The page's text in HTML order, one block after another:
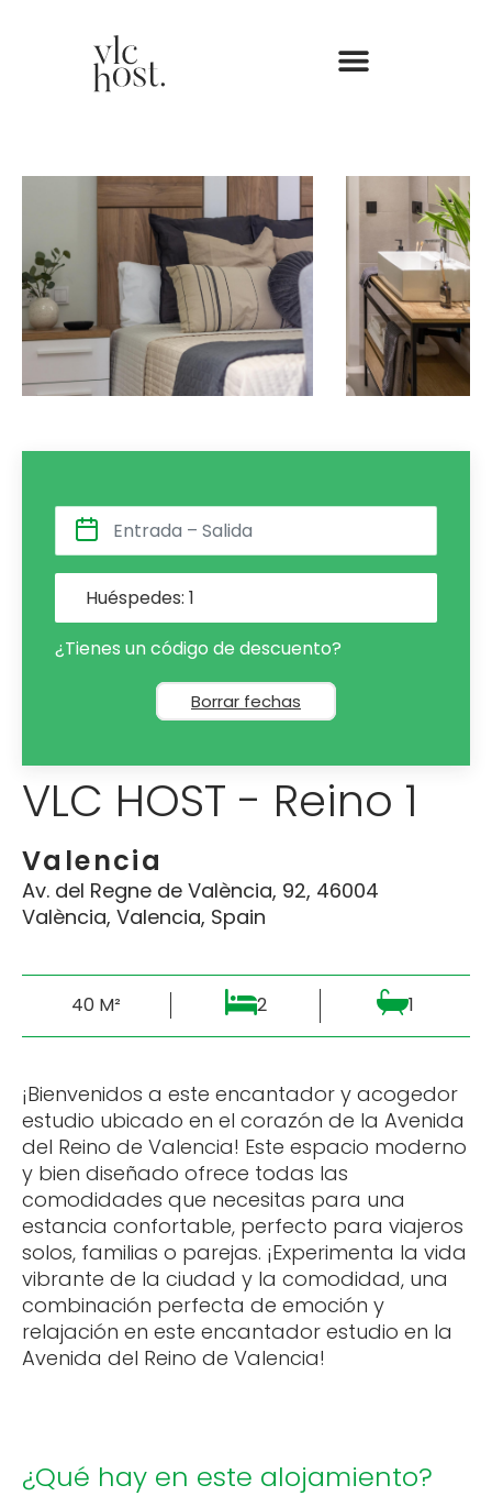
VLC HOST - Reino 1
Valencia
Av. del Regne de València, 92, 46004
València, Valencia, Spain
40 M² 2 1
¡Bienvenidos a este encantador y acogedor
estudio ubicado en el corazón de la Avenida
del Reino de Valencia! Este espacio moderno
y bien diseñado ofrece todas las
comodidades que necesitas para una
estancia confortable, perfecto para viajeros
solos, familias o parejas. ¡Experimenta la vida
vibrante de la ciudad y la comodidad, una
combinación perfecta de emoción y
relajación en este encantador estudio en la
Avenida del Reino de Valencia!
¿Qué hay en este alojamiento?
Huéspedes: 1
¿Tienes un código de descuento?
Borrar fechas